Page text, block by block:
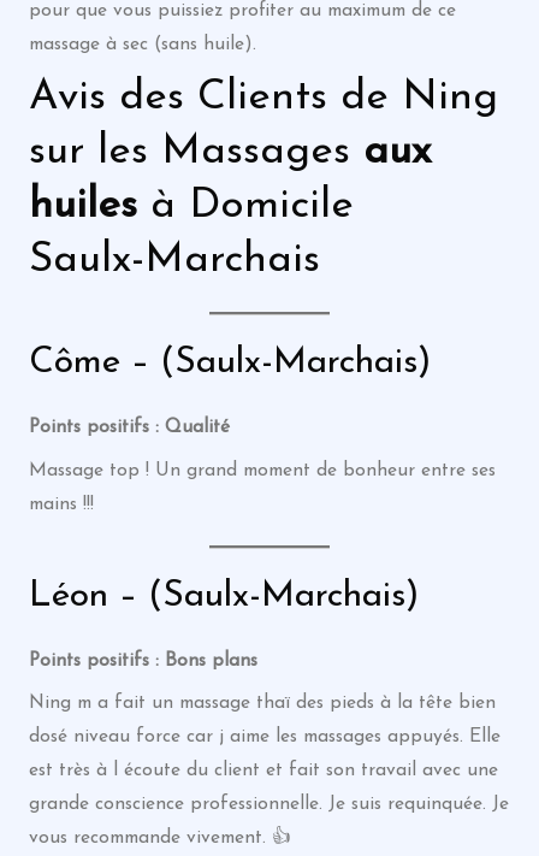
pour que vous puissiez profiter au maximum de ce
massage à sec (sans huile).
Avis des Clients de Ning
sur les Massages aux
huilesà Domicile
Saulx-Marchais
Côme – (Saulx-Marchais)
Points positifs : Qualité
Massage top ! Un grand moment de bonheur entre ses
mains !!!
Léon – (Saulx-Marchais)
Points positifs : Bons plans
Ning m a fait un massage thaï des pieds à la tête bien
dosé niveau force car j aime les massages appuyés. Elle
est très à l écoute du client et fait son travail avec une
grande conscience professionnelle. Je suis requinquée. Je
vous recommande vivement. 👍